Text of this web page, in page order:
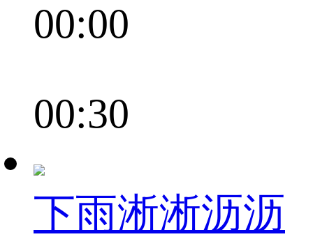
00:00
00:30
下雨淅淅沥沥